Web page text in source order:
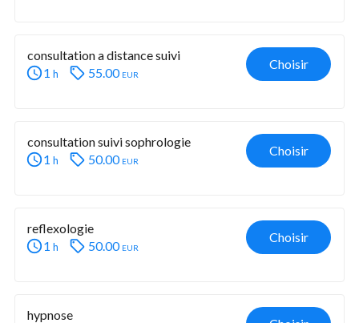
Choisir
consultation a distance suivi
1 h 55.00 eur
Choisir
consultation suivi sophrologie
1 h 50.00 eur
Choisir
reflexologie
1 h 50.00 eur
hypnose